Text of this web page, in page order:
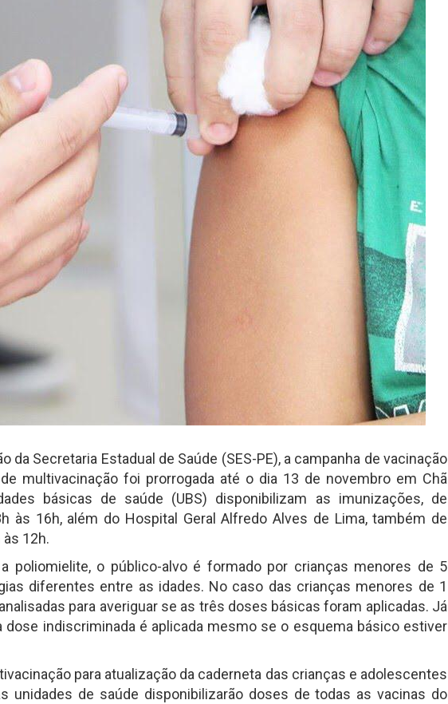
da Secretaria Estadual de Saúde (SES-PE), a campanha de vacinação
multivacinação foi prorrogada até o dia 13 de novembro em Chã
básicas de saúde (UBS) disponibilizam as imunizações, de
às 16h, além do Hospital Geral Alfredo Alves de Lima, também de
12h.
poliomielite, o público-alvo é formado por crianças menores de 5
diferentes entre as idades. No caso das crianças menores de 1
para averiguar se as três doses básicas foram aplicadas. Já
dose indiscriminada é aplicada mesmo se o esquema básico estiver
para atualização da caderneta das crianças e adolescentes
unidades de saúde disponibilizarão doses de todas as vacinas do